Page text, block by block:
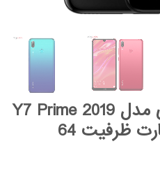
گوشی موبایل هوآوی مدل Y7 Prime 2019
DUB-LX3 دو سیم کارت ظرفیت 64